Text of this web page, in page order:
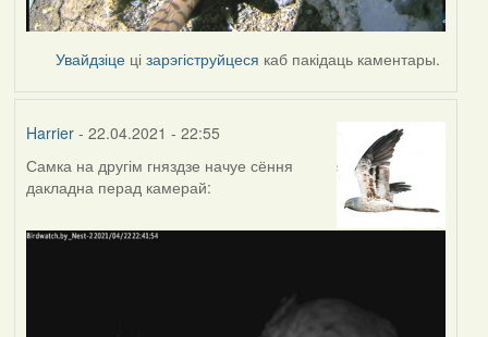
Увайдзіце цізарэгіструйцеся каб пакідаць каментары.
Harrier- 22.04.2021 - 22:55
Самка на другім гняздзе начуе сёння
дакладна перад камерай: